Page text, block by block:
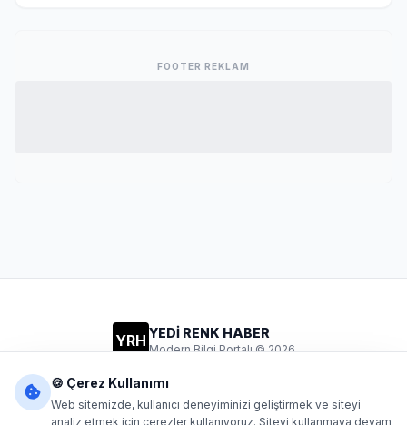
FOOTER REKLAM
YRH YEDİ RENK HABER
Modern Bilgi Portalı © 2026
🍪 Çerez Kullanımı
Web sitemizde, kullanıcı deneyiminizi geliştirmek ve siteyi
analiz etmek için çerezler kullanıyoruz. Siteyi kullanmaya devam